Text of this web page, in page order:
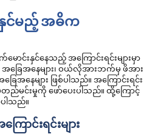
နှင်မည့် အဓိက
မောင်းနှင်နေသည့် အကြောင်းရင်းများမှာ
ြေအနေများ၊ ဝယ်လိုအားဘက်မှ ဖိအား
ြေအနေများ ဖြစ်ပါသည်။ အကြောင်းရင်း
မင်းမှုကို ဖော်ပေးပါသည်။ ထို့ကြောင့်
ါသည်။
ောင်းရင်းများ